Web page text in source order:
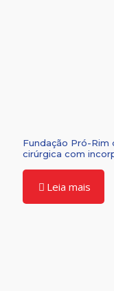
Fundação Pró-Rim
cirúrgica com
Leia mais